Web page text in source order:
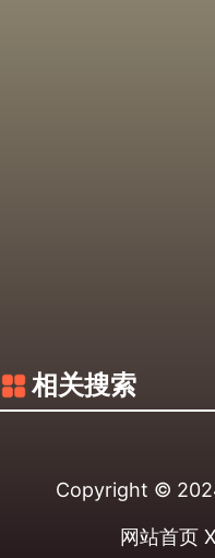
相关搜索
Copyright ©
网站首页